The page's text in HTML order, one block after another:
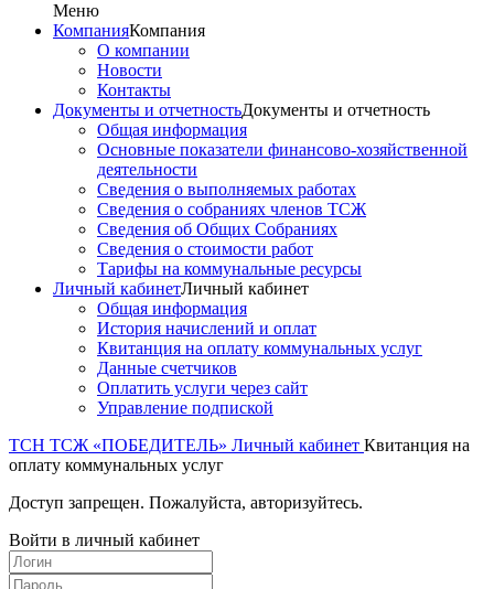
Меню
КомпанияКомпания
О компании
Новости
Контакты
Документы и отчетностьДокументы и отчетность
Общая информация
Основные показатели финансово-хозяйственной
деятельности
Сведения о выполняемых работах
Сведения о собраниях членов ТСЖ
Сведения об Общих Собраниях
Сведения о стоимости работ
Тарифы на коммунальные ресурсы
Личный кабинетЛичный кабинет
Общая информация
История начислений и оплат
Квитанция на оплату коммунальных услуг
Данные счетчиков
Оплатить услуги через сайт
Управление подпиской
ТСН ТСЖ «ПОБЕДИТЕЛЬ» Личный кабинет Квитанция на
оплату коммунальных услуг
Доступ запрещен. Пожалуйста, авторизуйтесь.
Войти в личный кабинет